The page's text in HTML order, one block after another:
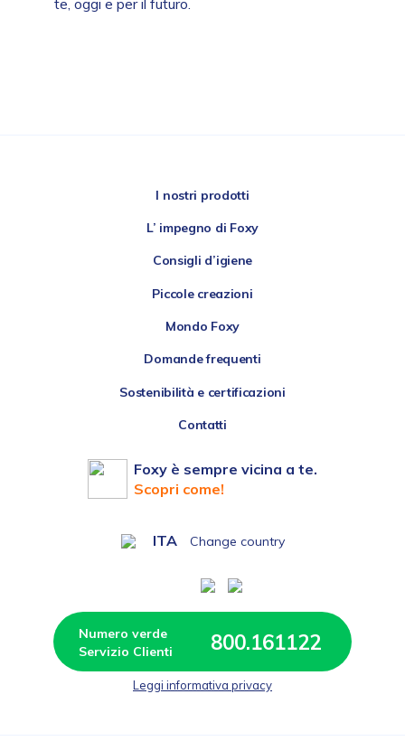
I nostri prodotti
L’ impegno di Foxy
Consigli d’igiene
Piccole creazioni
Mondo Foxy
Domande frequenti
Sostenibilità e certificazioni
Contatti
Foxy è sempre vicina a te.
Scopri come!
ITA Change country
Numero verde
800.161122
Leggi informativa privacy